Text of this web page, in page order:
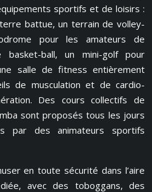
sportifs et de loisirs :
battue, un terrain de volley-
pour les amateurs de
ball, un mini-golf pour
salle de fitness entièrement
de musculation et de cardio-
Des cours collectifs de
sont proposés tous les jours
par des animateurs sportifs
en toute sécurité dans l’aire
avec des toboggans, des